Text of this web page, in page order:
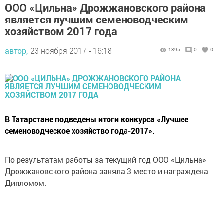
ООО «Цильна» Дрожжановского района
является лучшим семеноводческим
хозяйством 2017 года
автор, 23 ноября 2017 - 16:18 1395 0 0
В Татарстане подведены итоги конкурса «Лучшее
семеноводческое хозяйство года-2017».
По результатам работы за текущий год ООО «Цильна»
Дрожжановского района заняла 3 место и награждена
Дипломом.